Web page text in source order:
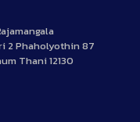
2 Phaholyothin 87
Thani 12130